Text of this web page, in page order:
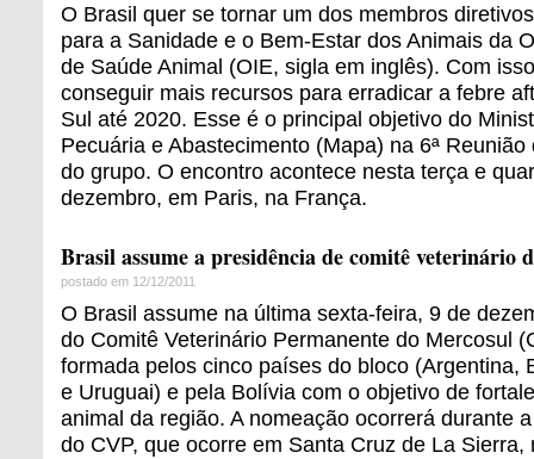
O Brasil quer se tornar um dos membros
para a Sanidade e o Bem-Estar dos Animais da
de Saúde Animal (OIE, sigla em inglês). Com
conseguir mais recursos para erradicar a febre
Sul até 2020. Esse é o principal objetivo do
Pecuária e Abastecimento (Mapa) na 6ª
do grupo. O encontro acontece nesta terça e
dezembro, em Paris, na França.
Brasil assume a presidência de comitê veterinário
postado em 12/12/2011
O Brasil assume na última sexta-feira, 9 de
do Comitê Veterinário Permanente do Mercosul
formada pelos cinco países do bloco (Argentina,
e Uruguai) e pela Bolívia com o objetivo de
animal da região. A nomeação ocorrerá durante
do CVP, que ocorre em Santa Cruz de La Sierra,